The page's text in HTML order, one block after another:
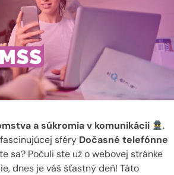
a súkromia v komunikácii
.
sféry Dočasné telefónne
sa? Počuli ste už o webovej stránke
dnes je váš šťastný deň! Táto